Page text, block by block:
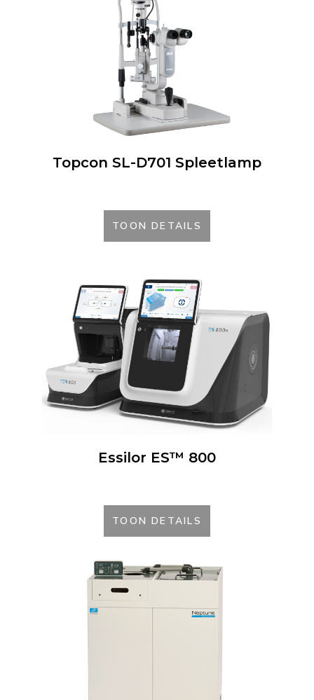
Topcon SL-D701 Spleetlamp
TOON DETAILS
Essilor ES™ 800
TOON DETAILS